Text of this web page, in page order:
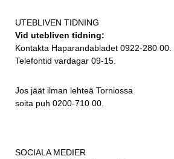
UTEBLIVEN TIDNING
Vid utebliven tidning:
Kontakta Haparandabladet 0922-280 00.
Telefontid vardagar 09-15.
Jos jäät ilman lehteä Torniossa
soita puh 0200-710 00.
SOCIALA MEDIER